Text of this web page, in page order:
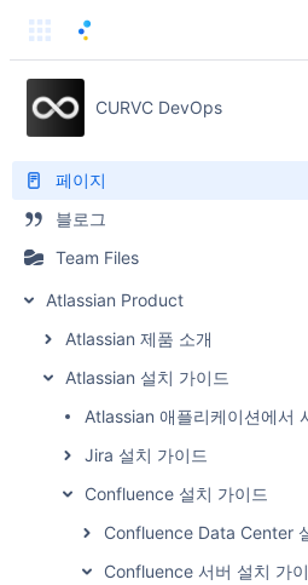
CURVC DevOps
페이지
블로그
Team Files
Atlassian Product
Atlassian 제품 소개
Atlassian 설치 가이드
Atlassian 애플리케이션에서
Jira 설치 가이드
Confluence 설치 가이드
Confluence Data Center
Confluence 서버 설치 가이